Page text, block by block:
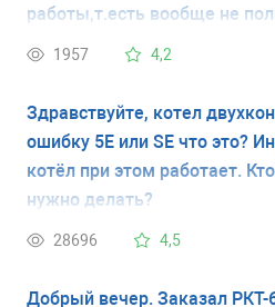
работы,т.есть вообще не
время,просто включил в
вкл.кондиционере,это при
внутри плюс два
Цельсию. Подскажите, как
мануал какой почитать.
1957 4,2
Здравствуйте, котел
ошибку 5Е или SE что это?
котёл при этом работает.
нужно делать?
28696 4,5
Добрый вечер. Заказал РКТ-